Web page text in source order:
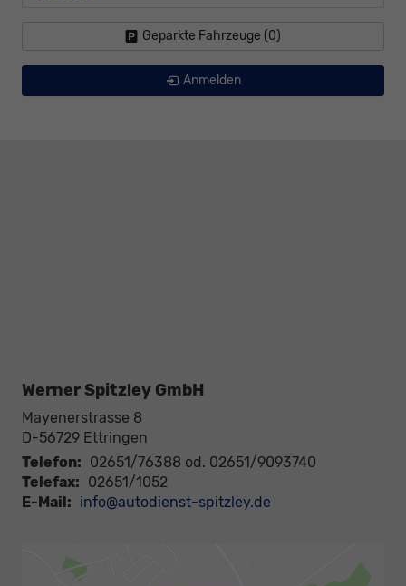
Geparkte Fahrzeuge (0)
Anmelden
Werner Spitzley GmbH
Mayenerstrasse 8
D-56729 Ettringen
Telefon: 02651/76388 od. 02651/9093740
Telefax: 02651/1052
E-Mail: info@autodienst-spitzley.de